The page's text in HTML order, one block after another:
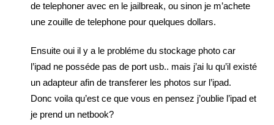
de telephoner avec en le jailbreak, ou sinon je m’achete
une zouille de telephone pour quelques dollars.
Ensuite oui il y a le probléme du stockage photo car
l’ipad ne posséde pas de port usb.. mais j’ai lu qu’il existé
un adapteur afin de transferer les photos sur l’ipad.
Donc voila qu’est ce que vous en pensez j’oublie l’ipad et
je prend un netbook?